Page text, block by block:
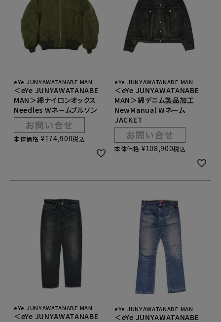
eYe JUNYAWATANABE MAN
＜eYe JUNYAWATANABE
MAN＞綿ナイロンオックス
Needles Wネームブルゾン
本体価格 ¥174,900税込
eYe JUNYAWATANABE MAN
＜eYe JUNYAWATANABE
MAN＞綿デニム製品加工
NewManual Wネーム
JACKET
本体価格 ¥108,900税込
eYe JUNYAWATANABE MAN
＜eYe JUNYAWATANABE
eYe JUNYAWATANABE MAN
＜eYe JUNYAWATANABE